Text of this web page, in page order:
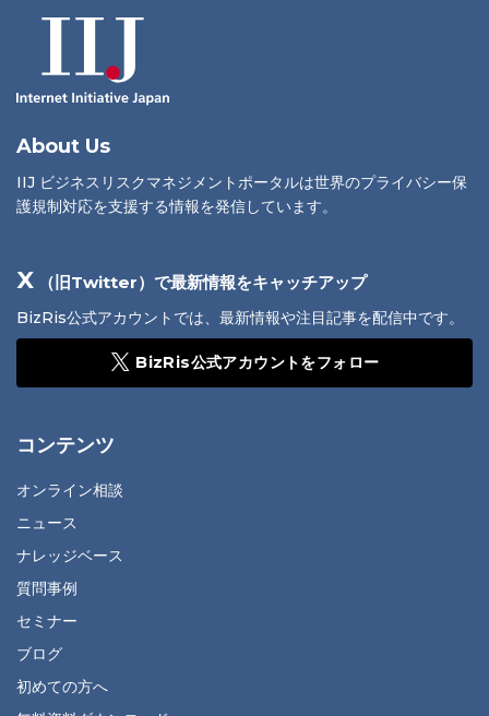
About Us
IIJ ビジネスリスクマネジメントポータルは世界のプライバシー保
護規制対応を支援する情報を発信しています。
X （旧Twitter）で最新情報をキャッチアップ
BizRis公式アカウントでは、最新情報や注目記事を配信中です。
BizRis公式アカウントをフォロー
コンテンツ
オンライン相談
ニュース
ナレッジベース
質問事例
セミナー
ブログ
初めての方へ